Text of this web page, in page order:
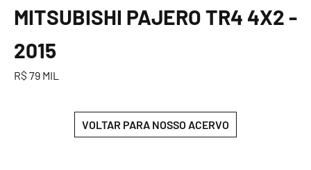
MITSUBISHI PAJERO TR4 4X2 -
2015
R$ 79 MIL
VOLTAR PARA NOSSO ACERVO